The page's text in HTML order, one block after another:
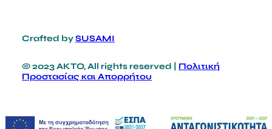
Crafted bySUSAMI
© 2023 ΑΚΤΟ, All rights reserved | Πολιτική
Προστασίας και Απορρήτου